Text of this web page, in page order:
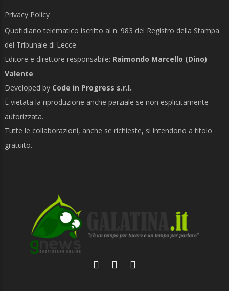
Privacy Policy
Quotidiano telematico iscritto al n. 983 del Registro della Stampa
del Tribunale di Lecce
Editore e direttore responsabile: Raimondo Marcello (Dino)
Valente
Developed by Code in Progress s.r.l.
È vietata la riproduzione anche parziale se non esplicitamente
autorizzata.
Tutte le collaborazioni, anche se richieste, si intendono a titolo
gratuito.